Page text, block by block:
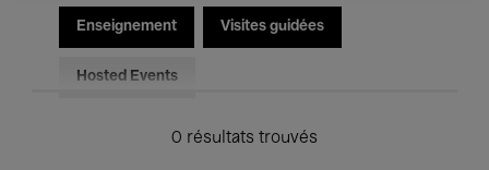
Enseignement Visites guidées
Hosted Events
0 résultats trouvés